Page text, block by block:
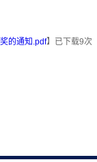
的通知.pdf】已下载9次